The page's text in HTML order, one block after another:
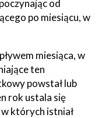
od
po miesiącu, w
miesiąca, w
ten
powstał lub
rok ustala się
których istniał